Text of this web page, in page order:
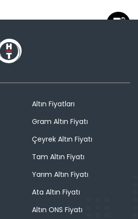
Altın Fiyatları
Gram Altın Fiyatı
Çeyrek Altın Fiyatı
Tam Altın Fiyatı
Yarım Altın Fiyatı
Ata Altın Fiyatı
Altın ONS Fiyatı